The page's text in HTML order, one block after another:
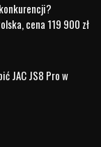
cena 119 900 zł
JAC JS8 Pro w